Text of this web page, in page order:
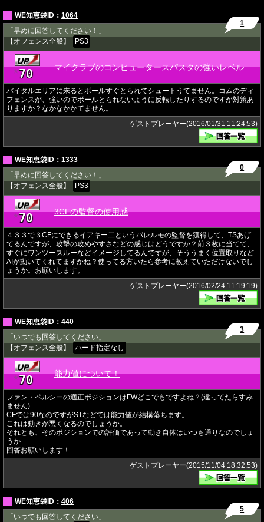
WE知恵袋ID： 1064
「早めに回答してください！」
【オフェンス全般】
PS3
1
★70 マイクラブのコンピュータースパスタの強いレベル
バイタルエリアに来るとボールすぐとられてシュートうてません。コムのディ
フェンスが、強いのでボールとられないように反転したりするのですが対策あ
りますか？なかなかかてません。
ゲストプレーヤー(2016/01/31 11:24:53)
WE知恵袋ID： 1333
「早めに回答してください！」
【オフェンス全般】
PS3
0
★70 3CFの監督の使用感
４３３で３CFにできるイアキー二というパレルモの監督を獲得して、TSあげ
てるんですが、攻撃の攻めやすさなどの感じはどうですか？前３枚に当てて、
すぐにワンツースルーなどイメージしてるんですが、そううまく位置取りなど
AIが動いてくれてますかね？使ってる方いたら参考に教えていただけないでし
ょうか。お願いします。
ゲストプレーヤー(2016/02/24 11:19:19)
WE知恵袋ID： 440
「いつでも回答してください」
【オフェンス全般】
ハード指定なし
3
★70 能力値について！
ファン・ペルシーの適正ポジションはFWどこでもですよね？(違ってたらすみ
ません)
CFでは90なのですがSTなどでは能力値が結構落ちます。
これは動きが悪くなるのでしょうか。
それとも、そのポジションでの評価であって動き自体はいつも通りなのでしょ
うか
回答お願いします！
ゲストプレーヤー(2015/11/04 18:32:53)
WE知恵袋ID： 406
「いつでも回答してください」
5